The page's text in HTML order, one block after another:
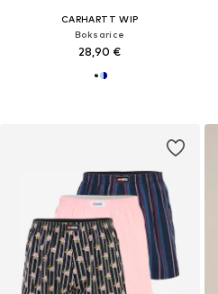
CARHARTT WIP
Boksarice
28,90 €